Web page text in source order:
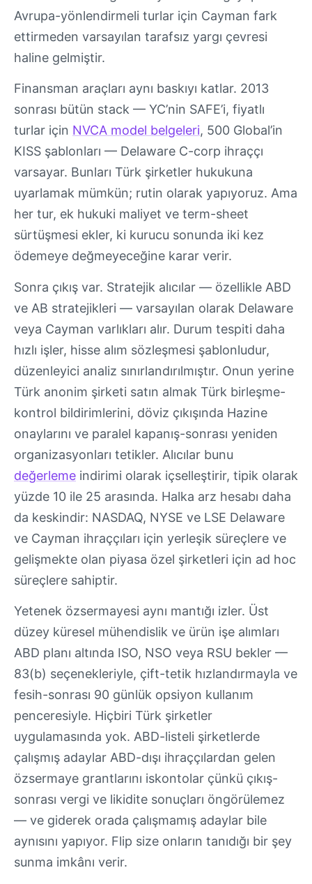
Avrupa-yönlendirmeli turlar için Cayman fark
ettirmeden varsayılan tarafsız yargı çevresi
haline gelmiştir.
Finansman araçları aynı baskıyı katlar. 2013
sonrası bütün stack — YC’nin SAFE’i, fiyatlı
turlar için NVCA model belgeleri, 500 Global’in
KISS şablonları — Delaware C-corp ihraççı
varsayar. Bunları Türk şirketler hukukuna
uyarlamak mümkün; rutin olarak yapıyoruz. Ama
her tur, ek hukuki maliyet ve term-sheet
sürtüşmesi ekler, ki kurucu sonunda iki kez
ödemeye değmeyeceğine karar verir.
Sonra çıkış var. Stratejik alıcılar — özellikle ABD
ve AB stratejikleri — varsayılan olarak Delaware
veya Cayman varlıkları alır. Durum tespiti daha
hızlı işler, hisse alım sözleşmesi şablonludur,
düzenleyici analiz sınırlandırılmıştır. Onun yerine
Türk anonim şirketi satın almak Türk birleşme-
kontrol bildirimlerini, döviz çıkışında Hazine
onaylarını ve paralel kapanış-sonrası yeniden
organizasyonları tetikler. Alıcılar bunu
değerleme indirimi olarak içselleştirir, tipik olarak
yüzde 10 ile 25 arasında. Halka arz hesabı daha
da keskindir: NASDAQ, NYSE ve LSE Delaware
ve Cayman ihraççıları için yerleşik süreçlere ve
gelişmekte olan piyasa özel şirketleri için ad hoc
süreçlere sahiptir.
Yetenek özsermayesi aynı mantığı izler. Üst
düzey küresel mühendislik ve ürün işe alımları
ABD planı altında ISO, NSO veya RSU bekler —
83(b) seçenekleriyle, çift-tetik hızlandırmayla ve
fesih-sonrası 90 günlük opsiyon kullanım
penceresiyle. Hiçbiri Türk şirketler
uygulamasında yok. ABD-listeli şirketlerde
çalışmış adaylar ABD-dışı ihraççılardan gelen
özsermaye grantlarını iskontolar çünkü çıkış-
sonrası vergi ve likidite sonuçları öngörülemez
— ve giderek orada çalışmamış adaylar bile
aynısını yapıyor. Flip size onların tanıdığı bir şey
sunma imkânı verir.